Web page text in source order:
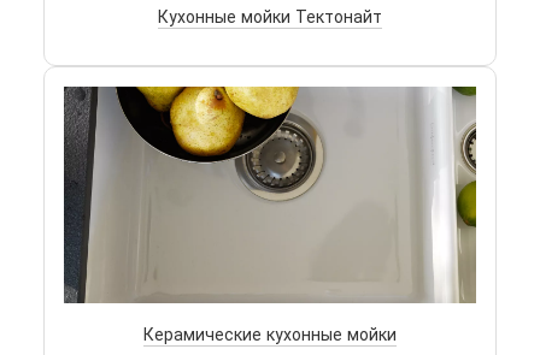
Кухонные мойки Тектонайт
Керамические кухонные мойки